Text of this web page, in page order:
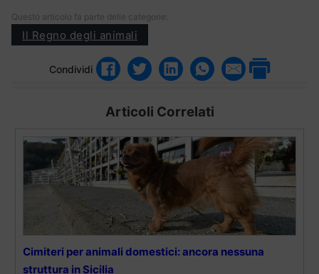
Questo articolo fa parte delle categorie:
Il Regno degli animali
Condividi
Articoli Correlati
Cimiteri per animali domestici: ancora nessuna
struttura in Sicilia